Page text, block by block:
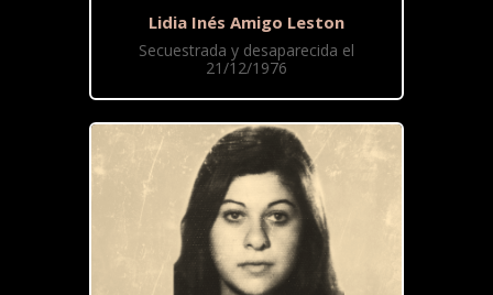
Lidia Inés Amigo Leston
Secuestrada y desaparecida el
21/12/1976